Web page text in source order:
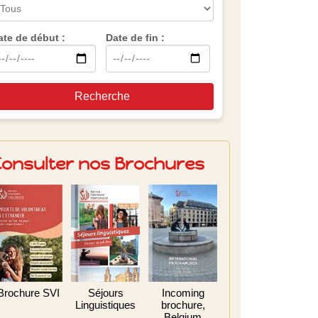
de début : Date de fin :
Recherche
nos Brochures
SVI
Séjours
Linguistiques
Incoming
brochure,